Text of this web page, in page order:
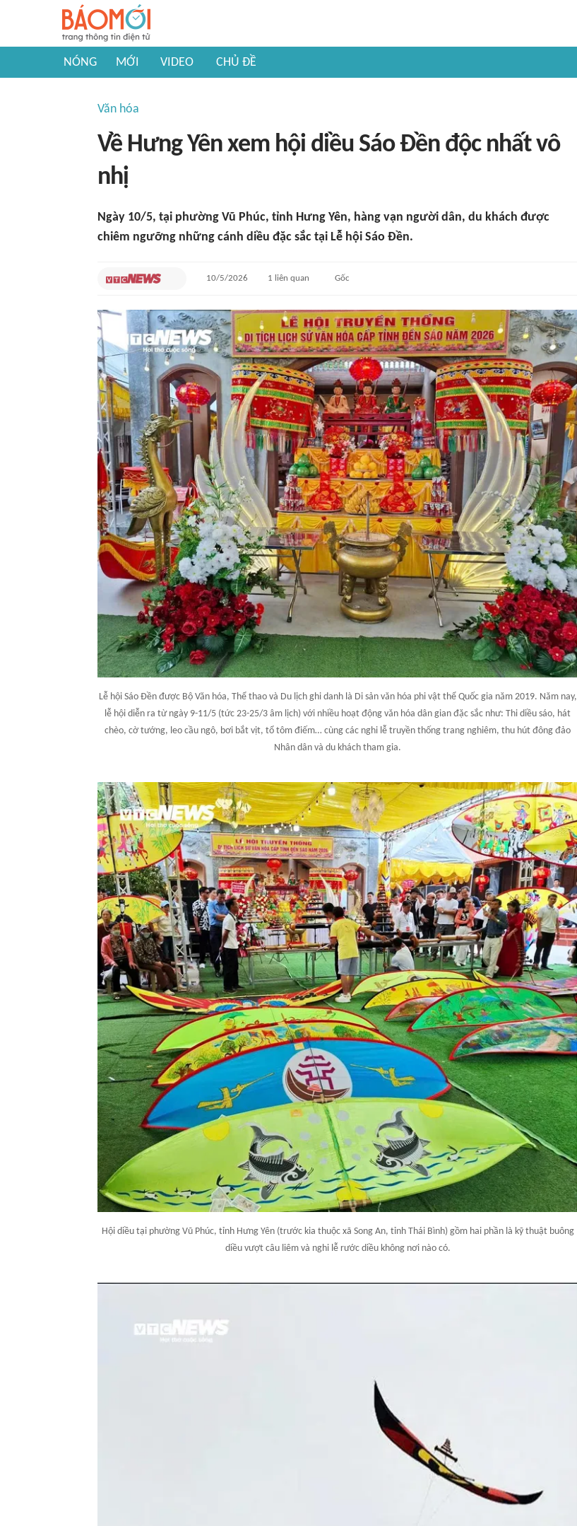
NÓNG MỚI VIDEO CHỦ ĐỀ
Văn hóa
Về Hưng Yên xem hội diều Sáo Đền độc nhất vô
nhị
Ngày 10/5, tại phường Vũ Phúc, tỉnh Hưng Yên, hàng vạn người dân, du khách được
chiêm ngưỡng những cánh diều đặc sắc tại Lễ hội Sáo Đền.
10/5/2026 1 liên quan Gốc
Lễ hội Sáo Đền được Bộ Văn hóa, Thể thao và Du lịch ghi danh là Di sản văn hóa phi vật thể Quốc gia năm 2019. Năm nay,
lễ hội diễn ra từ ngày 9-11/5 (tức 23-25/3 âm lịch) với nhiều hoạt động văn hóa dân gian đặc sắc như: Thi diều sáo, hát
chèo, cờ tướng, leo cầu ngô, bơi bắt vịt, tổ tôm điếm… cùng các nghi lễ truyền thống trang nghiêm, thu hút đông đảo
Nhân dân và du khách tham gia.
Hội diều tại phường Vũ Phúc, tỉnh Hưng Yên (trước kia thuộc xã Song An, tỉnh Thái Bình) gồm hai phần là kỹ thuật buông
diều vượt câu liêm và nghi lễ rước diều không nơi nào có.